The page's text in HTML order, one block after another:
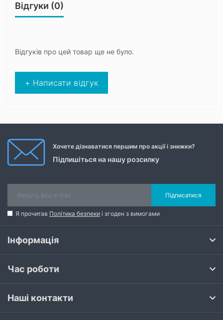
Відгуки (0)
Відгуків про цей товар ще не було.
+ Написати відгук
Хочете дізнаватися першим про акції і знижки?
Підпишіться на нашу розсилку
Підписатися
Я прочитав Політика безпеки і згоден з вимогами
Інформація
Час роботи
Наші контакти